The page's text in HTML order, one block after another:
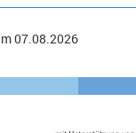
07.08.2026